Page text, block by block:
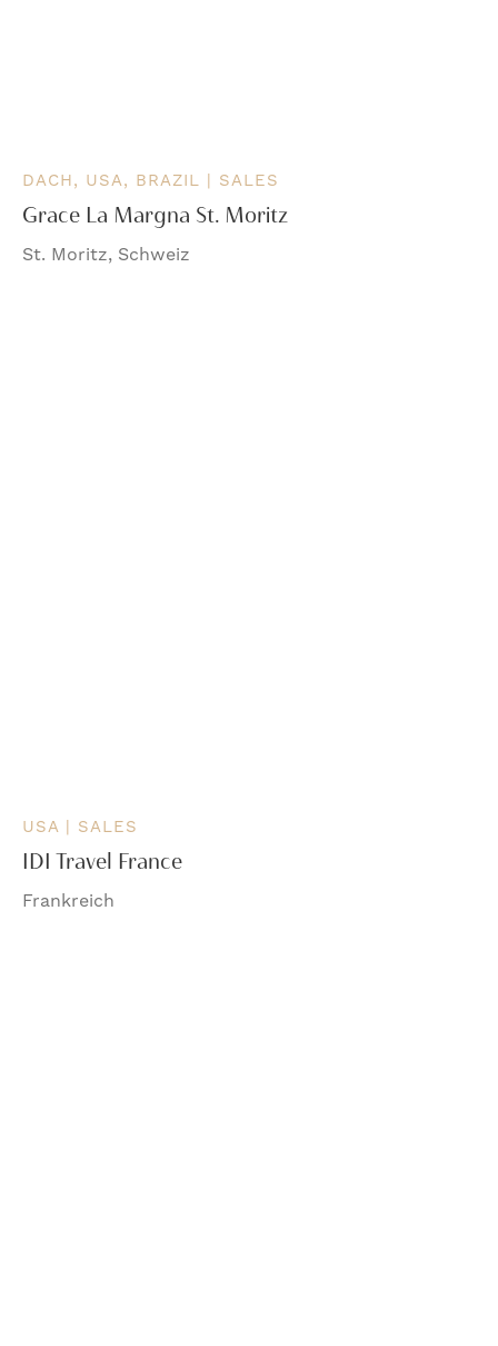
DACH, USA, BRAZIL | SALES
Grace La Margna St. Moritz
St. Moritz, Schweiz
USA | SALES
IDI Travel France
Frankreich